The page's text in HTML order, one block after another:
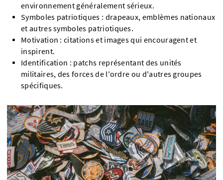
environnement généralement sérieux.
Symboles patriotiques : drapeaux, emblèmes nationaux
et autres symboles patriotiques.
Motivation : citations et images qui encouragent et
inspirent.
Identification : patchs représentant des unités
militaires, des forces de l'ordre ou d'autres groupes
spécifiques.